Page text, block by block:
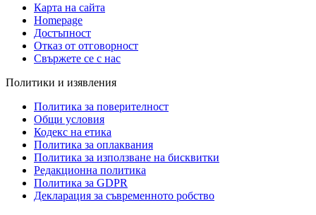
Карта на сайта
Homepage
Достъпност
Отказ от отговорност
Свържете се с нас
Политики и изявления
Политика за поверителност
Общи условия
Кодекс на етика
Политика за оплаквания
Политика за използване на бисквитки
Редакционна политика
Политика за GDPR
Декларация за съвременното робство